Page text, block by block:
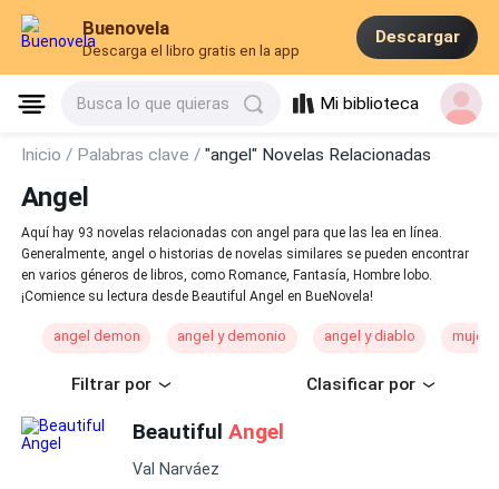
Buenovela
Descarga el libro gratis en la app
Descargar
Busca lo que quieras Mi biblioteca
Inicio / Palabras clave /"angel" Novelas Relacionadas
Angel
Aquí hay 93 novelas relacionadas con angel para que las lea en línea.
Generalmente, angel o historias de novelas similares se pueden encontrar
en varios géneros de libros, como Romance, Fantasía, Hombre lobo.
¡Comience su lectura desde Beautiful Angel en BueNovela!
angel demon angel y demonio angel y diablo mujer
Filtrar por Clasificar por
BeautifulAngel
Val Narváez